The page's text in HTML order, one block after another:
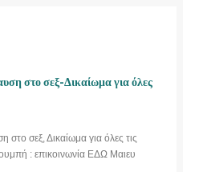
στο σεξ-Δικαίωμα για όλες
σεξ, Δικαίωμα για όλες τις
: επικοινωνία ΕΔΩ Μαιευ